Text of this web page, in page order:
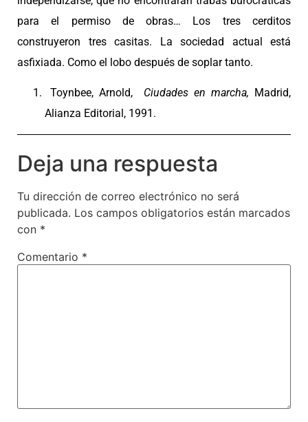
para el permiso de obras… Los tres cerditos
construyeron tres casitas. La sociedad actual está
asfixiada. Como el lobo después de soplar tanto.
Toynbee, Arnold, Ciudades en marcha, Madrid,
Alianza Editorial, 1991.
Deja una respuesta
Tu dirección de correo electrónico no será
publicada. Los campos obligatorios están marcados
con *
Comentario *